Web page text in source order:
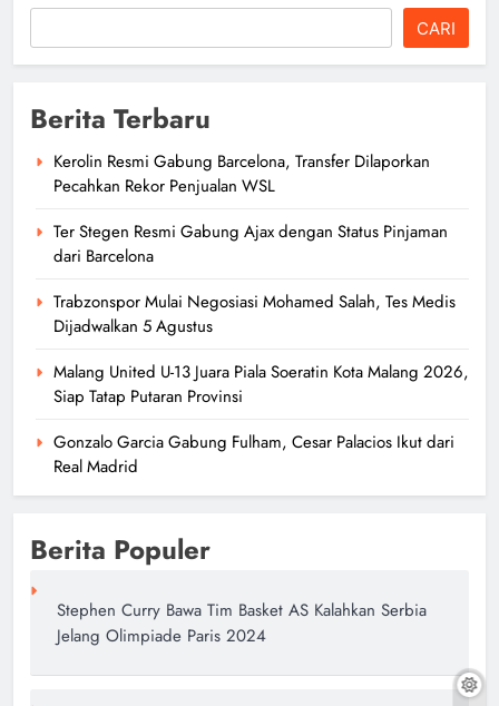
CARI
Berita Terbaru
Kerolin Resmi Gabung Barcelona, Transfer Dilaporkan
Pecahkan Rekor Penjualan WSL
Ter Stegen Resmi Gabung Ajax dengan Status Pinjaman
dari Barcelona
Trabzonspor Mulai Negosiasi Mohamed Salah, Tes Medis
Dijadwalkan 5 Agustus
Malang United U-13 Juara Piala Soeratin Kota Malang 2026,
Siap Tatap Putaran Provinsi
Gonzalo Garcia Gabung Fulham, Cesar Palacios Ikut dari
Real Madrid
Berita Populer
Stephen Curry Bawa Tim Basket AS Kalahkan Serbia
Jelang Olimpiade Paris 2024